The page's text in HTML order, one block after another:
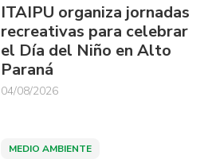
ITAIPU organiza jornadas
recreativas para celebrar
el Día del Niño en Alto
Paraná
04/08/2026
MEDIO AMBIENTE